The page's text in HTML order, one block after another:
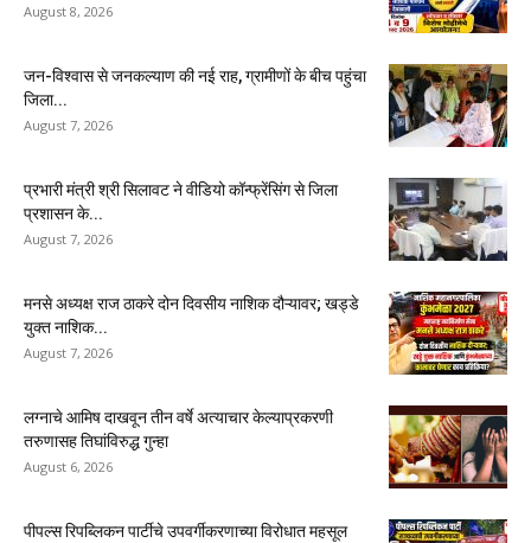
August 8, 2026
जन-विश्वास से जनकल्याण की नई राह, ग्रामीणों के बीच पहुंचा
जिला...
August 7, 2026
प्रभारी मंत्री श्री सिलावट ने वीडियो कॉन्फ्रेंसिंग से जिला
प्रशासन के...
August 7, 2026
मनसे अध्यक्ष राज ठाकरे दोन दिवसीय नाशिक दौऱ्यावर; खड्डे
युक्त नाशिक...
August 7, 2026
लग्नाचे आमिष दाखवून तीन वर्षे अत्याचार केल्याप्रकरणी
तरुणासह तिघांविरुद्ध गुन्हा
August 6, 2026
पीपल्स रिपब्लिकन पार्टीचे उपवर्गीकरणाच्या विरोधात महसूल